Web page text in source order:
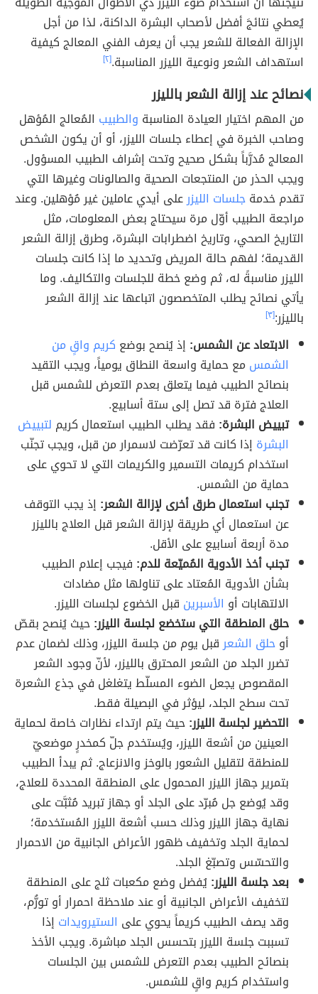
يُعطي نتائجَ أفضل لأصحاب البشرة الداكنة، لذا من أجل
الإزالة الفعالة للشعر يجب أن يعرف الفني المعالج كيفية
استهداف الشعر ونوعية الليزر المناسبة.[٢]
نصائح عند إزالة الشعر بالليزر
من المهم اختيار العيادة المناسبة والطبيب المُعالج المُؤهل
وصاحب الخبرة في إعطاء جلسات الليزر، أو أن يكون الشخص
المعالج مُدرَّباً بشكل صحيح وتحت إشراف الطبيب المسؤول.
ويجب الحذر من المنتجعات الصحية والصالونات وغيرها التي
تقدم خدمةجلسات الليزرعلى أيدي عاملين غير مُؤهلين. وعند
مراجعة الطبيب أوّل مرة سيحتاج بعض المعلومات، مثل
التاريخ الصحي، وتاريخ اضطرابات البشرة، وطرق إزالة الشعر
القديمة؛ لفهم حالة المريض وتحديد ما إذا كانت جلسات
الليزر مناسبةً له، ثم وضع خطة للجلسات والتكاليف. وما
يأتي نصائح يطلب المتخصصون اتباعها عند إزالة الشعر
بالليزر:[٣]
الابتعاد عن الشمس: إذ يُنصح بوضع كريم واقٍ من
الشمس مع حماية واسعة النطاق يومياً، ويجب التقيد
بنصائح الطبيب فيما يتعلق بعدم التعرض للشمس قبل
العلاج فترة قد تصل إلى ستة أسابيع.
تبييض البشرة: فقد يطلب الطبيب استعمال كريم لتبييض
البشرة إذا كانت قد تعرّضت لاسمرار من قبل، ويجب تجنّب
استخدام كريمات التسمير والكريمات التي لا تحوي على
حماية من الشمس.
تجنب استعمال طرق أخرى لإزالة الشعر: إذ يجب التوقف
عن استعمال أي طريقة لإزالة الشعر قبل العلاج بالليزر
مدة أربعة أسابيع على الأقل.
تجنب أخذ الأدوية المُميّعة للدم: فيجب إعلام الطبيب
بشأن الأدوية المُعتاد على تناولها مثل مضادات
الالتهابات أو الأسبرين قبل الخضوع لجلسات الليزر.
حلق المنطقة التي ستخضع لجلسة الليزر:حيث يُنصح بقصّ
أوحلق الشعرقبل يوم من جلسة الليزر، وذلك لضمان عدم
تضرر الجلد من الشعر المحترق بالليزر، لأنّ وجود الشعر
المقصوص يجعل الضوء المسلّط يتغلغل في جذع الشعرة
تحت سطح الجلد، ليؤثر في البصيلة فقط.
التحضير لجلسة الليزر:حيث يتم ارتداء نظارات خاصة لحماية
العينين من أشعة الليزر، ويُستخدم جلّ كمخدرٍ موضعيّ
للمنطقة لتقليل الشعور بالوخز والانزعاج. ثم يبدأ الطبيب
بتمرير جهاز الليزر المحمول على المنطقة المحددة للعلاج،
وقد يُوضع جل مُبرّد على الجلد أو جهاز تبريد مُثبَّت على
نهاية جهاز الليزر وذلك حسب أشعة الليزر المُستخدمة؛
لحماية الجلد وتخفيف ظهور الأعراض الجانبية من الاحمرار
والتحسّس وتصبّغ الجلد.
بعد جلسة الليزر:يُفضل وضع مكعبات ثلج على المنطقة
لتخفيف الأعراض الجانبية أو عند ملاحظة احمرار أو تورُّم،
وقد يصف الطبيب كريماً يحوي على الستيرويدات إذا
تسببت جلسة الليزر بتحسس الجلد مباشرة. ويجب الأخذ
بنصائح الطبيب بعدم التعرض للشمس بين الجلسات
واستخدام كريم واقٍ للشمس.